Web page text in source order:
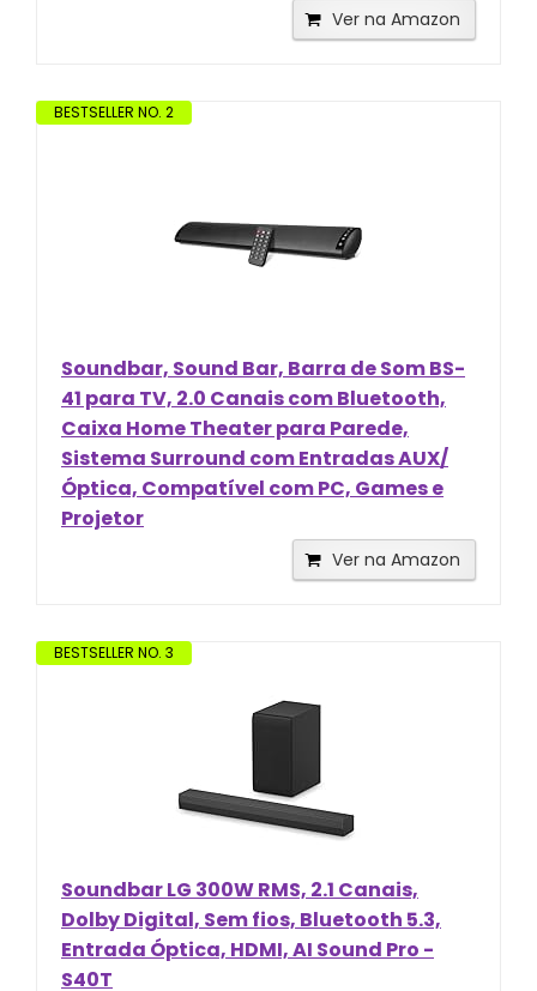
Ver na Amazon
BESTSELLER NO. 2
Soundbar, Sound Bar, Barra de Som BS-
41 para TV, 2.0 Canais com Bluetooth,
Caixa Home Theater para Parede,
Sistema Surround com Entradas AUX/
Óptica, Compatível com PC, Games e
Projetor
Ver na Amazon
BESTSELLER NO. 3
Soundbar LG 300W RMS, 2.1 Canais,
Dolby Digital, Sem fios, Bluetooth 5.3,
Entrada Óptica, HDMI, AI Sound Pro -
S40T